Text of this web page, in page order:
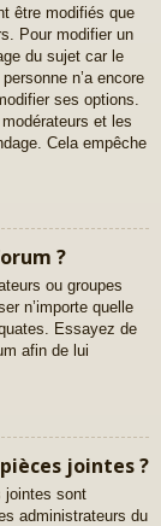
être modifiés que
Pour modifier un
du sujet car le
n’a encore
ses options.
et les
Cela empêche
?
ou groupes
n’importe quelle
Essayez de
afin de lui
jointes ?
jointes sont
administrateurs du